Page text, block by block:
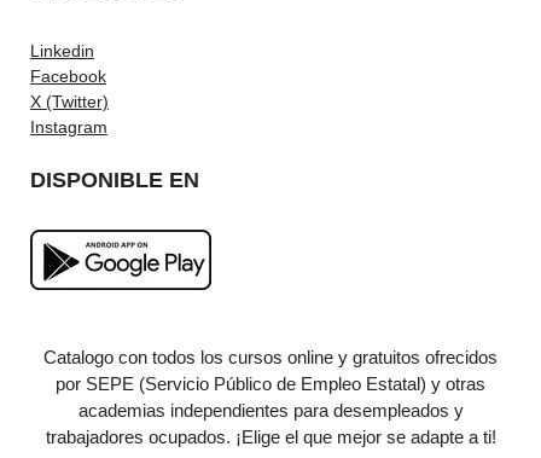
Linkedin
Facebook
X (Twitter)
Instagram
DISPONIBLE EN
Catalogo con todos los cursos online y gratuitos ofrecidos
por SEPE (Servicio Público de Empleo Estatal) y otras
academias independientes para desempleados y
trabajadores ocupados. ¡Elige el que mejor se adapte a ti!